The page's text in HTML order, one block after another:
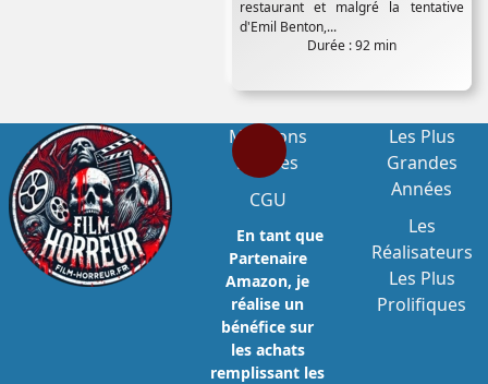
restaurant et malgré la tentative
d'Emil Benton,...
Durée : 92 min
Mentions
Légales
CGU
En tant que
Partenaire
Amazon, je
réalise un
bénéfice sur
les achats
remplissant les
Les Plus
Grandes
Années
Les
Réalisateurs
Les Plus
Prolifiques